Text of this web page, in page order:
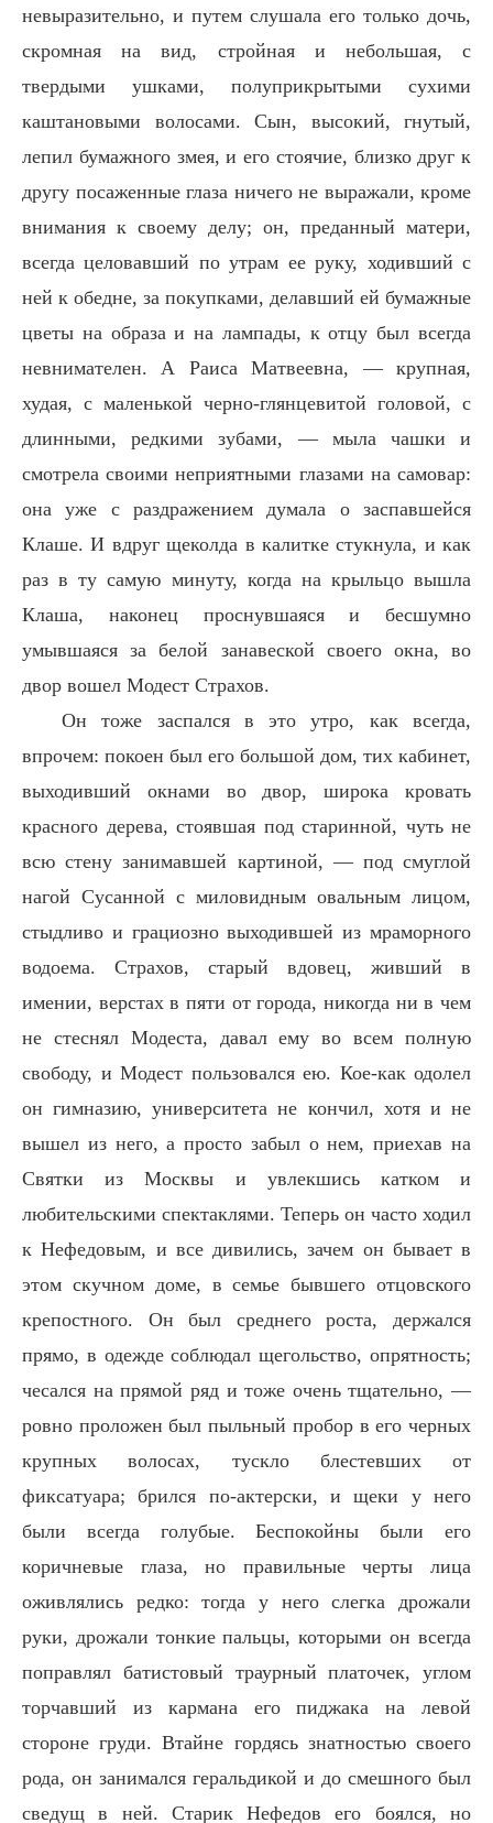
невыразительно, и путем слушала его только дочь,
скромная на вид, стройная и небольшая, с
твердыми ушками, полуприкрытыми сухими
каштановыми волосами. Сын, высокий, гнутый,
лепил бумажного змея, и его стоячие, близко друг к
другу посаженные глаза ничего не выражали, кроме
внимания к своему делу; он, преданный матери,
всегда целовавший по утрам ее руку, ходивший с
ней к обедне, за покупками, делавший ей бумажные
цветы на образа и на лампады, к отцу был всегда
невнимателен. А Раиса Матвеевна, — крупная,
худая, с маленькой черно-глянцевитой головой, с
длинными, редкими зубами, — мыла чашки и
смотрела своими неприятными глазами на самовар:
она уже с раздражением думала о заспавшейся
Клаше. И вдруг щеколда в калитке стукнула, и как
раз в ту самую минуту, когда на крыльцо вышла
Клаша, наконец проснувшаяся и бесшумно
умывшаяся за белой занавеской своего окна, во
двор вошел Модест Страхов.
Он тоже заспался в это утро, как всегда,
впрочем: покоен был его большой дом, тих кабинет,
выходивший окнами во двор, широка кровать
красного дерева, стоявшая под старинной, чуть не
всю стену занимавшей картиной, — под смуглой
нагой Сусанной с миловидным овальным лицом,
стыдливо и грациозно выходившей из мраморного
водоема. Страхов, старый вдовец, живший в
имении, верстах в пяти от города, никогда ни в чем
не стеснял Модеста, давал ему во всем полную
свободу, и Модест пользовался ею. Кое-как одолел
он гимназию, университета не кончил, хотя и не
вышел из него, а просто забыл о нем, приехав на
Святки из Москвы и увлекшись катком и
любительскими спектаклями. Теперь он часто ходил
к Нефедовым, и все дивились, зачем он бывает в
этом скучном доме, в семье бывшего отцовского
крепостного. Он был среднего роста, держался
прямо, в одежде соблюдал щегольство, опрятность;
чесался на прямой ряд и тоже очень тщательно, —
ровно проложен был пыльный пробор в его черных
крупных волосах, тускло блестевших от
фиксатуара; брился по-актерски, и щеки у него
были всегда голубые. Беспокойны были его
коричневые глаза, но правильные черты лица
оживлялись редко: тогда у него слегка дрожали
руки, дрожали тонкие пальцы, которыми он всегда
поправлял батистовый траурный платочек, углом
торчавший из кармана его пиджака на левой
стороне груди. Втайне гордясь знатностью своего
рода, он занимался геральдикой и до смешного был
сведущ в ней. Старик Нефедов его боялся, но